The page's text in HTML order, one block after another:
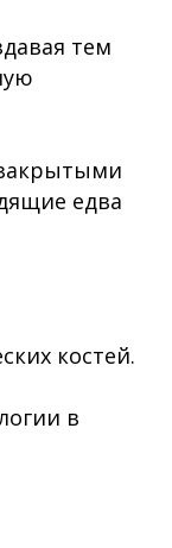
тем
едва
костей.
в